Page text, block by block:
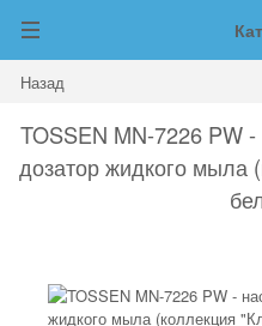
Назад
TOSSEN MN-7226 PW
дозатор жидкого мыла